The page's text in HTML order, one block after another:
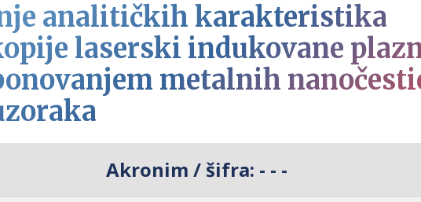
analitičkih karakteristika
laserski indukovane
metalnih
Akronim / šifra: - - -